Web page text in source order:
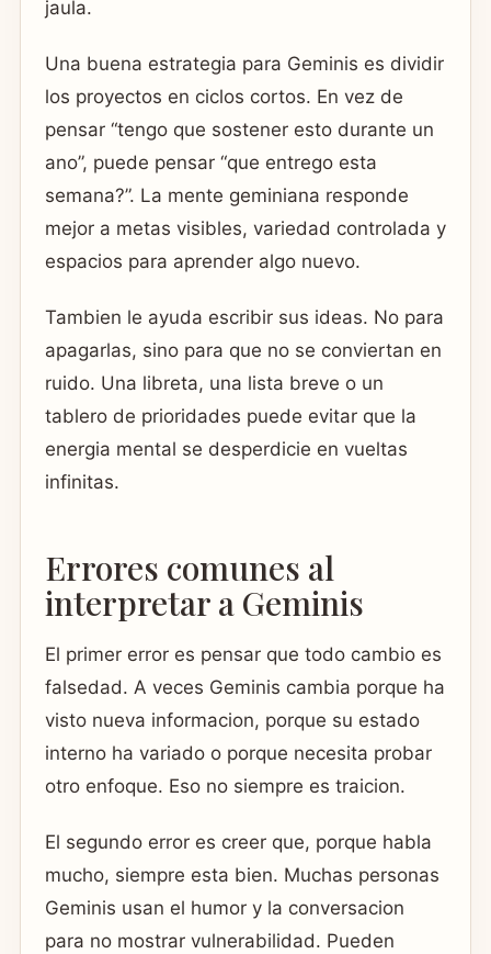
jaula.
Una buena estrategia para Geminis es dividir
los proyectos en ciclos cortos. En vez de
pensar “tengo que sostener esto durante un
ano”, puede pensar “que entrego esta
semana?”. La mente geminiana responde
mejor a metas visibles, variedad controlada y
espacios para aprender algo nuevo.
Tambien le ayuda escribir sus ideas. No para
apagarlas, sino para que no se conviertan en
ruido. Una libreta, una lista breve o un
tablero de prioridades puede evitar que la
energia mental se desperdicie en vueltas
infinitas.
Errores comunes al
interpretar a Geminis
El primer error es pensar que todo cambio es
falsedad. A veces Geminis cambia porque ha
visto nueva informacion, porque su estado
interno ha variado o porque necesita probar
otro enfoque. Eso no siempre es traicion.
El segundo error es creer que, porque habla
mucho, siempre esta bien. Muchas personas
Geminis usan el humor y la conversacion
para no mostrar vulnerabilidad. Pueden